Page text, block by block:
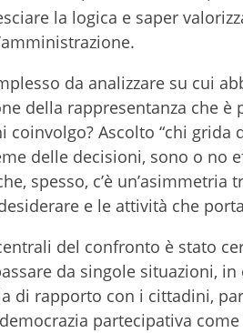
la logica e saper
da analizzare su cui
della rappresentanza che
coinvolgo? Ascolto “chi
delle decisioni, sono o no
spesso, c’è
e le attività che
del confronto è stato
da singole situazioni,
di rapporto con i cittadini,
partecipativa